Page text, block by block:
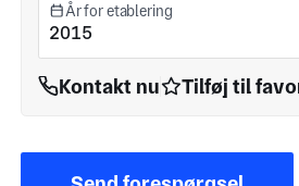
År for etablering
2015
Kontakt nu Tilføj til